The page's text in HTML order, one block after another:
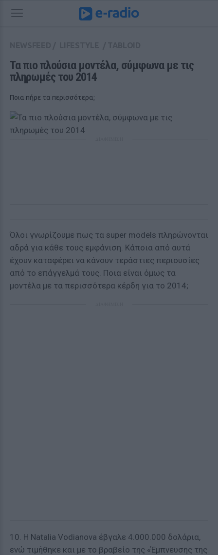
Τα πιο πλούσια μοντέλα, σύμφωνα με τις
πληρωμές του 2014
Ποια πήρε τα περισσότερα;
Όλοι γνωρίζουμε πως τα super models πληρώνονται
αδρά για κάθε τους εμφάνιση. Κάποια από αυτά
έχουν καταφέρει να κάνουν τεράστιες περιουσίες
από το επάγγελμά τους. Ποια είναι όμως τα
μοντέλα με τα περισσότερα κέρδη για το 2014;
10. Η Natalia Vodianova έβγαλε 4.000.000 δολάρια,
ενώ τιμήθηκε και με το βραβείο της «Έμπνευσης της